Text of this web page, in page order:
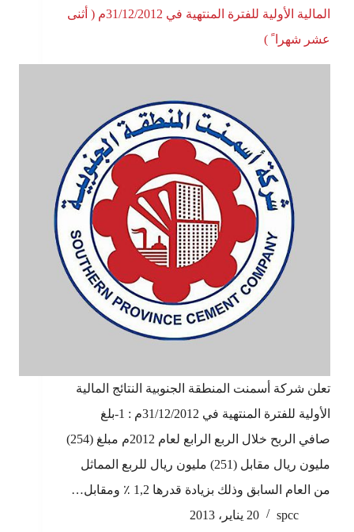
المالية الأولية للفترة المنتهية في 31/12/2012م ( أثنى
عشر شهرا ً )
تعلن شركة أسمنت المنطقة الجنوبية النتائج المالية
الأولية للفترة المنتهية في 31/12/2012م : 1-بلغ
صافي الربح خلال الربع الرابع لعام 2012م مبلغ (254)
مليون ريال مقابل (251) مليون ريال للربع المماثل
من العام السابق وذلك بزيادة قدرها 1,2 ٪ ومقابل…
spcc
20 يناير، 2013